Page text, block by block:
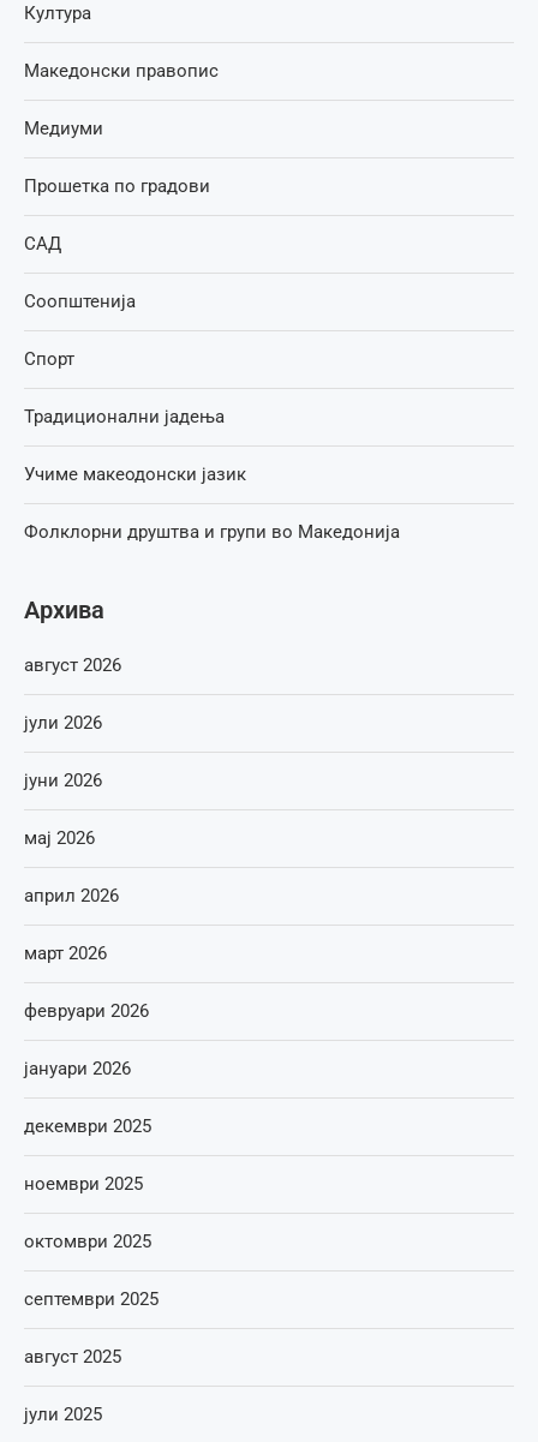
Култура
Македонски правопис
Медиуми
Прошетка по градови
САД
Соопштенија
Спорт
Традиционални јадења
Учиме макеодонски јазик
Фолклорни друштва и групи во Македонија
Архива
август 2026
јули 2026
јуни 2026
мај 2026
април 2026
март 2026
февруари 2026
јануари 2026
декември 2025
ноември 2025
октомври 2025
септември 2025
август 2025
јули 2025